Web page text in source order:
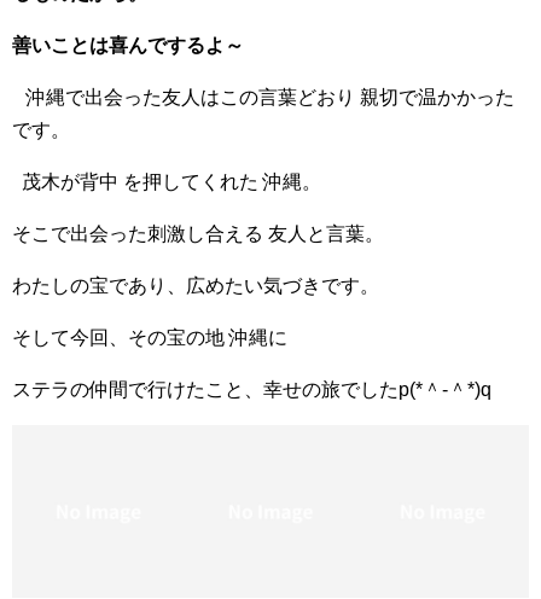
善いことは喜んでするよ～
沖縄で出会った友人はこの言葉どおり 親切で温かかった
です。
茂木が背中 を押してくれた 沖縄。
そこで出会った刺激し合える 友人と言葉。
わたしの宝であり、広めたい気づきです。
そして今回、その宝の地 沖縄に
ステラの仲間で行けたこと、幸せの旅でしたp(*＾-＾*)q